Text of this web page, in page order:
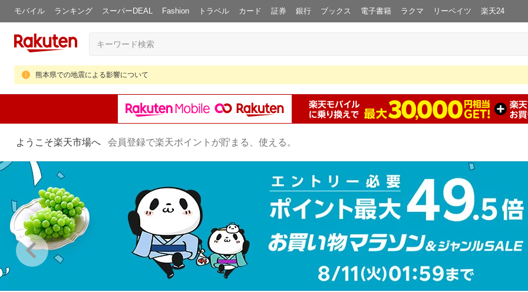
モバイル ランキング スーパーDEAL Fashion トラベル カード 証券 銀行 ブックス 電子書籍 ラクマ リーベイツ 楽天24
熊本県での地震による影響について
ようこそ楽天市場へ 会員登録で楽天ポイントが貯まる、使える。